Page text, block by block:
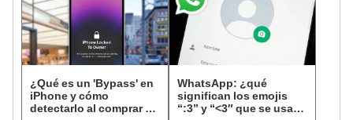
¿Qué es un 'Bypass' en
iPhone y cómo
detectarlo al comprar un
WhatsApp: ¿qué
significan los emojis
“:3” y “<3″ que se usan